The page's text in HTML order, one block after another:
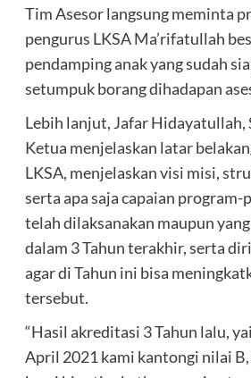
Tim Asesor langsung meminta
pengurus LKSA Ma’rifatullah
pendamping anak yang sudah
setumpuk borang dihadapan
Lebih lanjut, Jafar Hidayatullah,
Ketua menjelaskan latar
LKSA, menjelaskan visi misi,
serta apa saja capaian program-
telah dilaksanakan maupun
dalam 3 Tahun terakhir, serta
agar di Tahun ini bisa
tersebut.
“Hasil akreditasi 3 Tahun lalu,
April 2021 kami kantongi nilai B,